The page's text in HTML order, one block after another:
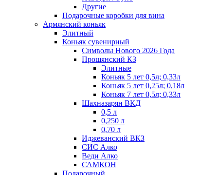
Другие
Подарочные коробки для вина
Армянский коньяк
Элитный
Коньяк сувенирный
Символы Нового 2026 Года
Прошянский КЗ
Элитные
Коньяк 5 лет 0,5л; 0,33л
Коньяк 5 лет 0,25л; 0,18л
Коньяк 7 лет 0,5л; 0,33л
Шахназарян ВКД
0,5 л
0,250 л
0,70 л
Иджеванский ВКЗ
СИС Алко
Веди Алко
САМКОН
Подарочный